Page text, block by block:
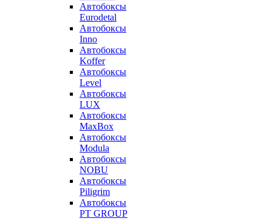
Автобоксы
Eurodetal
Автобоксы
Inno
Автобоксы
Koffer
Автобоксы
Level
Автобоксы
LUX
Автобоксы
MaxBox
Автобоксы
Modula
Автобоксы
NOBU
Автобоксы
Piligrim
Автобоксы
PT GROUP